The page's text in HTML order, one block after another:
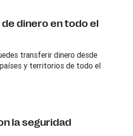
dinero en todo el
transferir dinero desde
y territorios de todo el
la seguridad